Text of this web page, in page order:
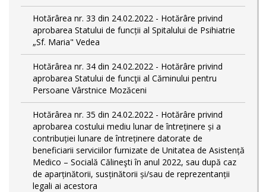
Hotărârea nr. 33 din 24.02.2022 - Hotărâre privind
aprobarea Statului de funcții al Spitalului de Psihiatrie
„Sf. Maria" Vedea
Hotărârea nr. 34 din 24.02.2022 - Hotărâre privind
aprobarea Statului de funcţii al Căminului pentru
Persoane Vârstnice Mozăceni
Hotărârea nr. 35 din 24.02.2022 - Hotărâre privind
aprobarea costului mediu lunar de întreținere și a
contribuției lunare de întreținere datorate de
beneficiarii serviciilor furnizate de Unitatea de Asistență
Medico – Socială Călineşti în anul 2022, sau după caz
de aparținătorii, susținătorii și/sau de reprezentanții
legali ai acestora